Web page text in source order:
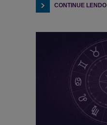
CONTINUE LENDO